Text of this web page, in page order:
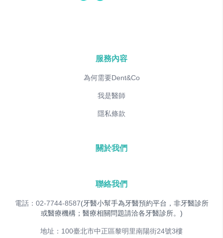
服務內容
為何需要Dent&Co
我是醫師
隱私條款
關於我們
聯絡我們
電話：02-7744-8587(牙醫小幫手為牙醫預約平台，非牙醫診所
或醫療機構；醫療相關問題請洽各牙醫診所。)
地址：100臺北市中正區黎明里南陽街24號3樓